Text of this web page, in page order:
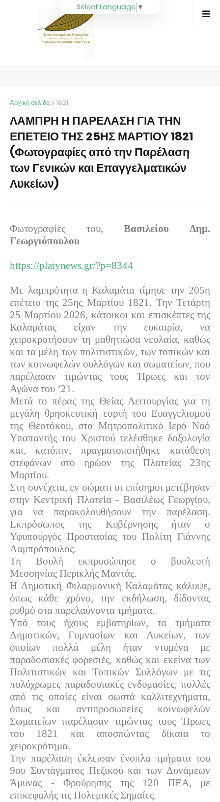
Αρχική σελίδα 1821
ΛΑΜΠΡΗ Η ΠΑΡΕΛΑΣΗ ΓΙΑ ΤΗΝ
ΕΠΕΤΕΙΟ ΤΗΣ 25ΗΣ ΜΑΡΤΙΟΥ 1821
(Φωτογραφίες από την Παρέλαση
των Γενικών και Επαγγελματικών
Λυκείων)
Φωτογραφίες του,Βασιλείου Δημ.
Γεωργιόπουλου
https://platynews.gr/?p=8344
Με λαμπρότητα η Καλαμάτα τίμησε την 205η
επέτειο της 25ης Μαρτίου 1821. Την Τετάρτη
25 Μαρτίου 2026, κάτοικοι και επισκέπτες της
Καλαμάτας είχαν την ευκαιρία, να
χειροκροτήσουν τη μαθητιώσα νεολαία, καθώς
και τα μέλη των πολιτιστικών, των τοπικών και
των κοινωφελών συλλόγων και σωματείων, που
παρέλασαν τιμώντας τους Ήρωες και τον
Αγώνα του ’21.
Μετά το πέρας της Θείας Λειτουργίας για τη
μεγάλη θρησκευτική εορτή του Ευαγγελισμού
της Θεοτόκου, στο Μητροπολιτικό Ιερό Ναό
Υπαπαντής του Χριστού τελέσθηκε δοξολογία
και, κατόπιν, πραγματοποιήθηκε κατάθεση
στεφάνων στο ηρώον της Πλατείας 23ης
Μαρτίου.
Στη συνέχεια, εν σώματι οι επίσημοι μετέβησαν
στην Κεντρική Πλατεία - Βασιλέως Γεωργίου,
για να παρακολουθήσουν την παρέλαση.
Εκπρόσωπος της Κυβέρνησης ήταν ο
Υφυπουργός Προστασίας του Πολίτη Γιάννης
Λαμπρόπουλος.
Τη Βουλή εκπροσώπησε ο βουλευτή
Μεσσηνίας Περικλής Μαντάς.
Η Δημοτική Φιλαρμονική Καλαμάτας κάλυψε,
όπως κάθε χρόνο, την εκδήλωση, δίδοντας
ρυθμό στα παρελαύνοντα τμήματα.
Υπό τους ήχους εμβατηρίων, τα τμήματα
Δημοτικών, Γυμνασίων και Λυκείων, των
οποίων πολλά μέλη ήταν ντυμένα με
παραδοσιακές φορεσιές, καθώς και εκείνα των
Πολιτιστικών και Τοπικών Συλλόγων με τις
πολύχρωμες παραδοσιακές ενδυμασίες, πολλές
από τις οποίες είναι σωστά καλλιτεχνήματα,
όπως και αντιπροσωπείες κοινωφελών
Σωματείων παρέλασαν τιμώντας τους Ήρωες
του 1821 και αποσπώντας δίκαια το
χειροκρότημα.
Την παρέλαση έκλεισαν ένοπλα τμήματα του
9ου Συντάγματος Πεζικού και των Δυνάμεων
Άμυνας - Φρούρησης της 120 ΠΕΑ, με
επικεφαλής τις Πολεμικές Σημαίες.
Select Language ▼